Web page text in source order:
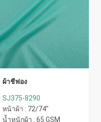
ผ้าชีฟอง
SJ375-8290
หน้าผ้า : 72/74"
น้ำหนักผ้า : 65 GSM